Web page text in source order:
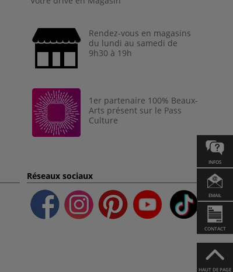
INFOS
EMAIL
CONTACT
HAUT DE PAGE
Rendez-vous en magasins
du lundi au samedi de
9h30 à 19h
1er partenaire 100% Beaux-
Arts présent sur le Pass
Culture
Réseaux sociaux